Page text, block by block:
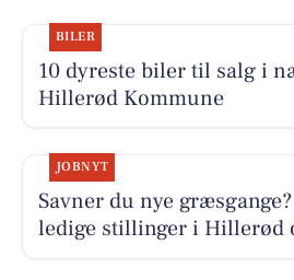
BILER
10 dyreste biler til salg i
Hillerød Kommune
JOBNYT
Savner du nye
ledige stillinger i Hillerød